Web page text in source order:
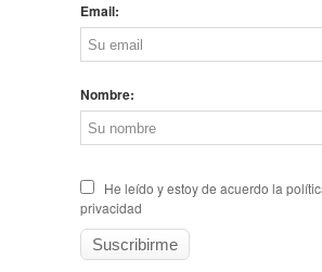
Email:
Nombre:
He leído y estoy de acuerdo la
privacidad